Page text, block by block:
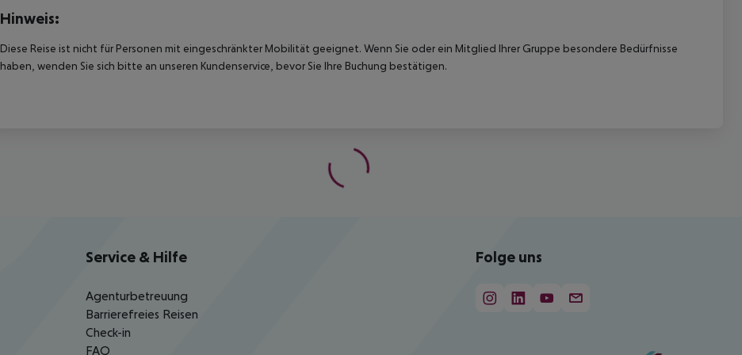
Hinweis:
Diese Reise ist nicht für Personen mit eingeschränkter Mobilität geeignet. Wenn Sie oder ein Mitglied Ihrer Gruppe besondere Bedürfnisse
haben, wenden Sie sich bitte an unseren Kundenservice, bevor Sie Ihre Buchung bestätigen.
Service & Hilfe
Agenturbetreuung
Barrierefreies Reisen
Check-in
FAQ
Folge uns